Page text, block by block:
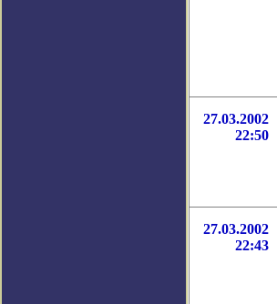
27.03.2002
22:50
27.03.2002
22:43